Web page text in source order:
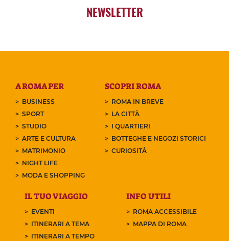
NEWSLETTER
A ROMA PER
BUSINESS
SPORT
STUDIO
ARTE E CULTURA
MATRIMONIO
NIGHT LIFE
MODA E SHOPPING
SCOPRI ROMA
ROMA IN BREVE
LA CITTÀ
I QUARTIERI
BOTTEGHE E NEGOZI STORICI
CURIOSITÀ
IL TUO VIAGGIO
EVENTI
ITINERARI A TEMA
ITINERARI A TEMPO
INFO UTILI
ROMA ACCESSIBILE
MAPPA DI ROMA